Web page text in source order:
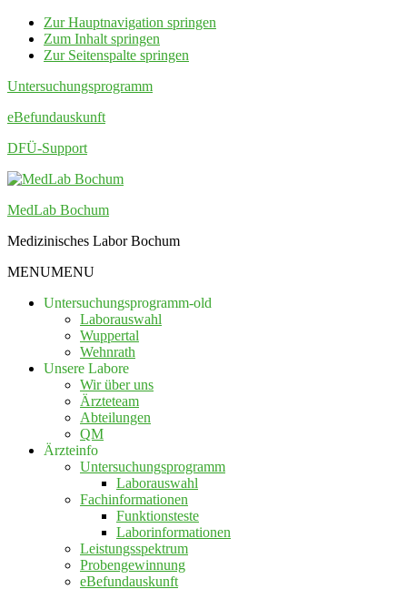
Zur Hauptnavigation springen
Zum Inhalt springen
Zur Seitenspalte springen
Untersuchungsprogramm
eBefundauskunft
DFÜ-Support
MedLab Bochum
Medizinisches Labor Bochum
MENUMENU
Untersuchungsprogramm-old
Laborauswahl
Wuppertal
Wehnrath
Unsere Labore
Wir über uns
Ärzteteam
Abteilungen
QM
Ärzteinfo
Untersuchungsprogramm
Laborauswahl
Fachinformationen
Funktionsteste
Laborinformationen
Leistungsspektrum
Probengewinnung
eBefundauskunft